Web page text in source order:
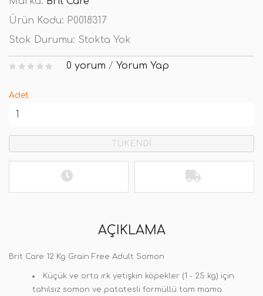
Ürün Kodu: P0018317
Stok Durumu: Stokta Yok
0 yorum / Yorum Yap
Adet
TÜKENDİ
AÇIKLAMA
Brit Care 12 Kg Grain Free Adult Somon
Küçük ve orta ırk yetişkin köpekler (1 - 25 kg) için
tahılsız somon ve patatesli formüllü tam mama.